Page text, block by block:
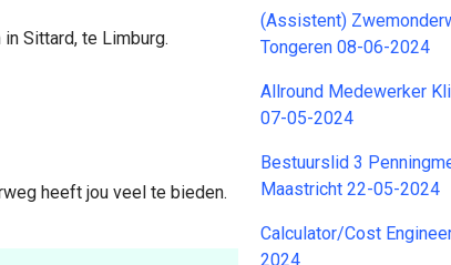
Sittard, te Limburg.
heeft jou veel te bieden.
(Assistent)
Tongeren 08-06-2024
Allround Medewerker
07-05-2024
Bestuurslid 3
Maastricht 22-05-2024
Calculator/Cost
2024